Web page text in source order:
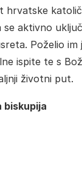
hrvatske
se aktivno
Poželio im
ispite te s
životni put.
biskupija